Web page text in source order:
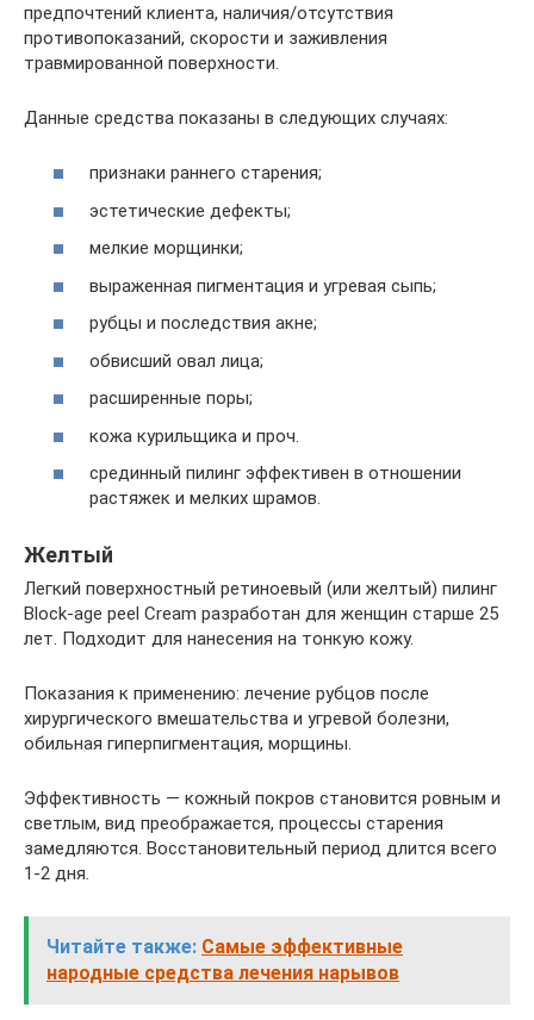
предпочтений клиента, наличия/отсутствия
противопоказаний, скорости и заживления
травмированной поверхности.
Данные средства показаны в следующих случаях:
признаки раннего старения;
эстетические дефекты;
мелкие морщинки;
выраженная пигментация и угревая сыпь;
рубцы и последствия акне;
обвисший овал лица;
расширенные поры;
кожа курильщика и проч.
срединный пилинг эффективен в отношении
растяжек и мелких шрамов.
Желтый
Легкий поверхностный ретиноевый (или желтый) пилинг
Block-age peel Cream разработан для женщин старше 25
лет. Подходит для нанесения на тонкую кожу.
Показания к применению: лечение рубцов после
хирургического вмешательства и угревой болезни,
обильная гиперпигментация, морщины.
Эффективность — кожный покров становится ровным и
светлым, вид преображается, процессы старения
замедляются. Восстановительный период длится всего
1-2 дня.
Читайте также: Самые эффективные
народные средства лечения нарывов